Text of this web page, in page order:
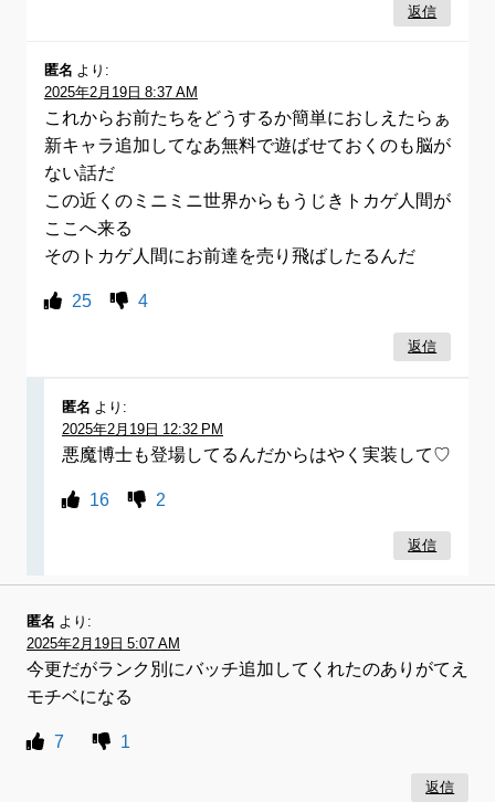
返信
匿名
より:
2025年2月19日 8:37 AM
これからお前たちをどうするか簡単におしえたらぁ
新キャラ追加してなあ無料で遊ばせておくのも脳が
ない話だ
この近くのミニミニ世界からもうじきトカゲ人間が
ここへ来る
そのトカゲ人間にお前達を売り飛ばしたるんだ
25 4
返信
匿名
より:
2025年2月19日 12:32 PM
悪魔博士も登場してるんだからはやく実装して♡
16 2
返信
匿名
より:
2025年2月19日 5:07 AM
今更だがランク別にバッチ追加してくれたのありがてえ
モチベになる
7 1
返信